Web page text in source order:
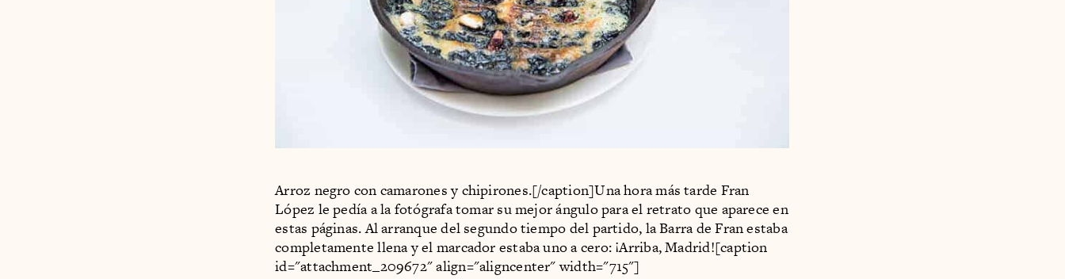
Arroz negro con camarones y chipirones.[/caption]Una hora más tarde Fran
López le pedía a la fotógrafa tomar su mejor ángulo para el retrato que aparece en
estas páginas. Al arranque del segundo tiempo del partido, la Barra de Fran estaba
completamente llena y el marcador estaba uno a cero: ¡Arriba, Madrid![caption
id="attachment_209672" align="aligncenter" width="715"]